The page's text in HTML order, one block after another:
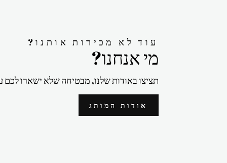
?עוד לא מכירות אותנו
?מי אנחנו
תציצו באודות שלנו, מבטיחה שלא ישארו לכם
אודות המותג